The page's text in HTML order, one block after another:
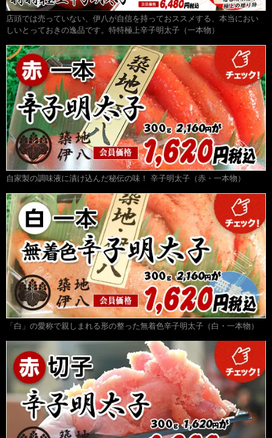
店頭では売っていない、伊八が自信を持っておススメする、本当におい
しいとっておきの逸品です。特特極上辛子明太子（一本物）
自家製の調味液に漬け込んだ秘伝の味！ 辛子明太子（赤・一本物）
「白」の愛称で親しまれる形の整った無着色辛子明太子（白・一本物）